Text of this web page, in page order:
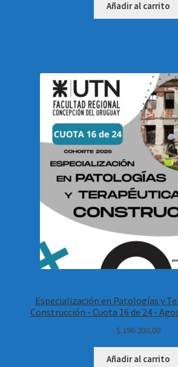
Añadir al carrito
Especialización en Patologías y
Construcción - Cuota 16 de 24 -
$ 196.200,00
Añadir al carrito